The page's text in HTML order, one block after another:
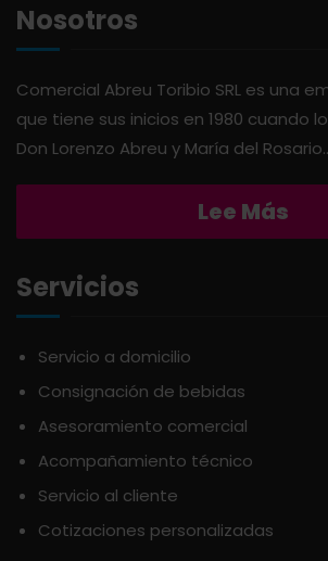
MIELES Y MERMELADAS
OTROS
PANADERÍA
PICADERAS
SALSAS
SAZONES
SNACKS
ANDALUZ
APERITIVO
APOTHIC
ARDUINI
ARIENZO DE MARQUEZ
ATLANTICO
AVALON
Nosotros
Comercial Abreu Toribio SRL es una
que tiene sus inicios en 1980 cuando
Don Lorenzo Abreu y María del
Lee Más
Servicios
Servicio a domicilio
Consignación de bebidas
Asesoramiento comercial
Acompañamiento técnico
Servicio al cliente
Cotizaciones personalizadas